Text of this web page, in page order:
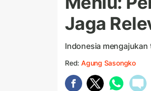
Jaga
Indonesia mengajukan
Red: Agung Sasongko